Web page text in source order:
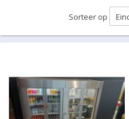
Sorteer op